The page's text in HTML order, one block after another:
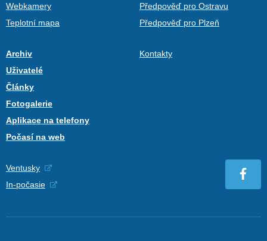
Webkamery
Teplotní mapa
Předpověď pro Ostravu
Předpověď pro Plzeň
Archiv
Uživatelé
Články
Fotogalerie
Aplikace na telefony
Počasí na web
Kontakty
Ventusky
In-počasie